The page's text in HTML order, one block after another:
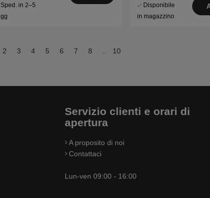
Sped. in 2–5
gg
Disponibile
in magazzino
2 3 4 5 6 7 8 .. 10
Servizio clienti e orari di
apertura
A proposito di noi
Contattaci
Lun-ven 09:00 - 16:00